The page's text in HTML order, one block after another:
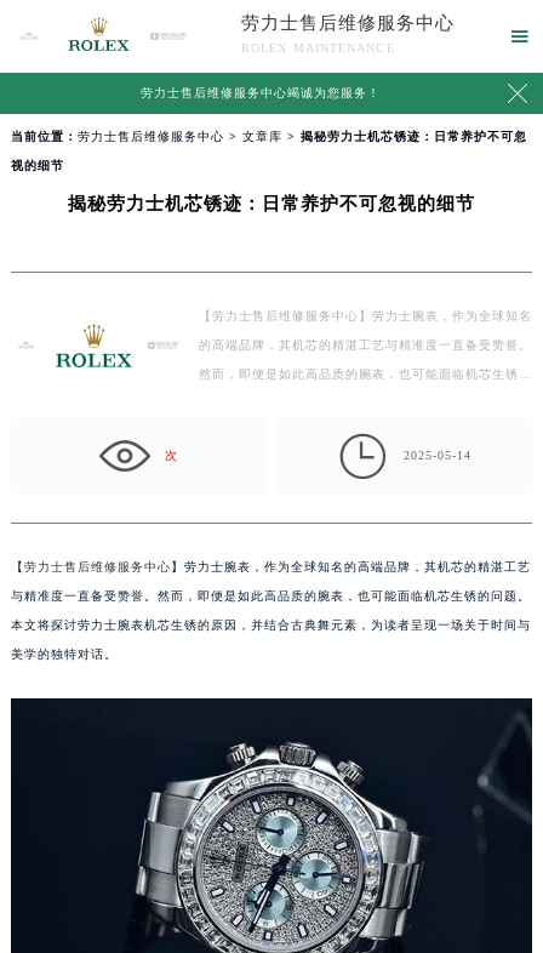
劳力士售后维修服务中心
ROLEX MAINTENANCE

劳力士售后维修服务中心竭诚为您服务！ 
当前位置： 劳力士售后维修服务中心 > 文章库 > 揭秘劳力士机芯锈迹：日常养护不可忽
视的细节
揭秘劳力士机芯锈迹：日常养护不可忽视的细节
【劳力士售后维修服务中心】劳力士腕表，作为全球知名
的高端品牌，其机芯的精湛工艺与精准度一直备受赞誉。
然而，即便是如此高品质的腕表，也可能面临机芯生锈
次  2025-05-14
【劳力士售后维修服务中心】劳力士腕表，作为全球知名的高端品牌，其机芯的精湛工艺
与精准度一直备受赞誉。然而，即便是如此高品质的腕表，也可能面临机芯生锈的问题。
本文将探讨劳力士腕表机芯生锈的原因，并结合古典舞元素，为读者呈现一场关于时间与
美学的独特对话。